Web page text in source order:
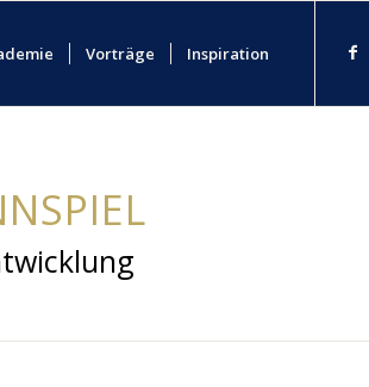
Vorträge Inspiration